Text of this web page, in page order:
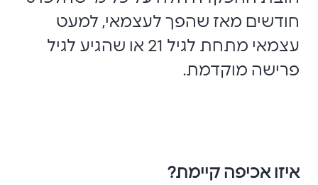
חודשים מאז שהפך לעצמאי, למעט
עצמאי מתחת לגיל 21 או שהגיע לגיל
פרישה מוקדמת.
איזו אכיפה קיימת?